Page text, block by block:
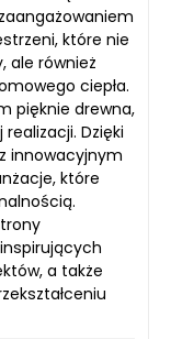
które nie
ale również
ciepła.
pięknie drewna,
Dzięki
innowacyjnym
które
a także